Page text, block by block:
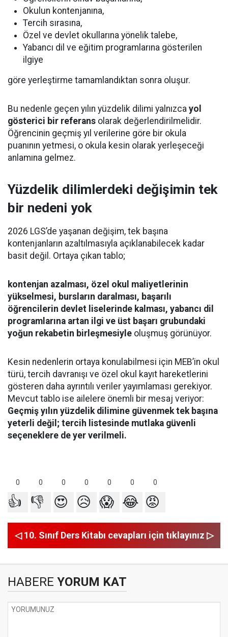
Okulun kontenjanına,
Tercih sırasına,
Özel ve devlet okullarına yönelik talebe,
Yabancı dil ve eğitim programlarına gösterilen
ilgiye
göre yerleştirme tamamlandıktan sonra oluşur.
Bu nedenle geçen yılın yüzdelik dilimi yalnızca yol
gösterici bir referans olarak değerlendirilmelidir.
Öğrencinin geçmiş yıl verilerine göre bir okula
puanının yetmesi, o okula kesin olarak yerleşeceği
anlamına gelmez.
Yüzdelik dilimlerdeki değişimin tek
bir nedeni yok
2026 LGS’de yaşanan değişim, tek başına
kontenjanların azaltılmasıyla açıklanabilecek kadar
basit değil. Ortaya çıkan tablo;
kontenjan azalması, özel okul maliyetlerinin
yükselmesi, bursların daralması, başarılı
öğrencilerin devlet liselerinde kalması, yabancı dil
programlarına artan ilgi ve üst başarı grubundaki
yoğun rekabetin birleşmesiyle oluşmuş görünüyor.
Kesin nedenlerin ortaya konulabilmesi için MEB’in okul
türü, tercih davranışı ve özel okul kayıt hareketlerini
gösteren daha ayrıntılı veriler yayımlaması gerekiyor.
Mevcut tablo ise ailelere önemli bir mesaj veriyor:
Geçmiş yılın yüzdelik dilimine güvenmek tek başına
yeterli değil; tercih listesinde mutlaka güvenli
seçeneklere de yer verilmeli.
0 0 0 0 0 0 0
👍 👎 😍 😥 😱 😂 😡
◁ 10. Sınıf Ders Kitabı cevapları için tıklayınız ▷
HABERE YORUM KAT